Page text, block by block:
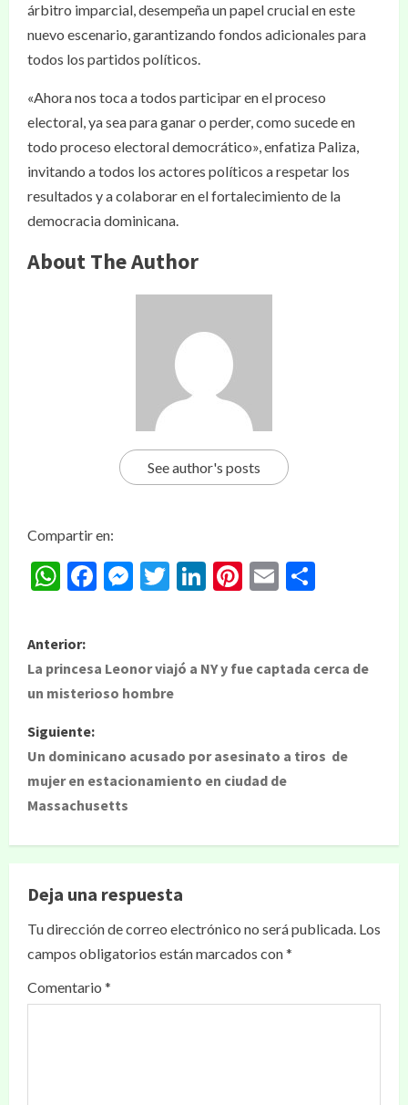
árbitro imparcial, desempeña un papel crucial en este
nuevo escenario, garantizando fondos adicionales para
todos los partidos políticos.
«Ahora nos toca a todos participar en el proceso
electoral, ya sea para ganar o perder, como sucede en
todo proceso electoral democrático», enfatiza Paliza,
invitando a todos los actores políticos a respetar los
resultados y a colaborar en el fortalecimiento de la
democracia dominicana.
About The Author
See author's posts
Compartir en:
WhatsApp
Facebook
Messenger
Twitter
LinkedIn
Pinterest
Email
Anterior:
La princesa Leonor viajó a NY y fue captada cerca de
un misterioso hombre
Siguiente:
Un dominicano acusado por asesinato a tiros de
mujer en estacionamiento en ciudad de
Massachusetts
Deja una respuesta
Tu dirección de correo electrónico no será publicada. Los
campos obligatorios están marcados con*
Comentario *